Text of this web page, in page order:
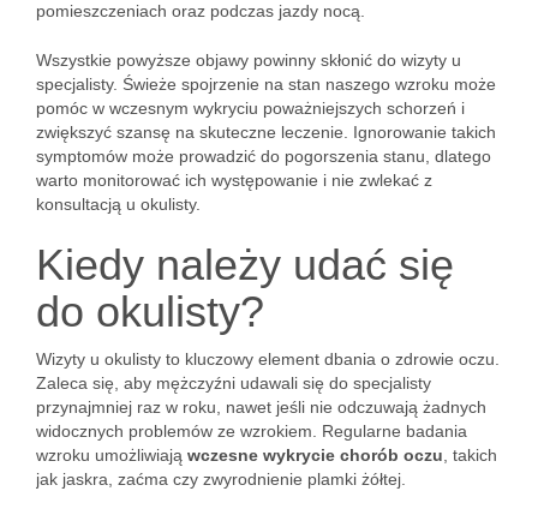
pomieszczeniach oraz podczas jazdy nocą.
Wszystkie powyższe objawy powinny skłonić do wizyty u
specjalisty. Świeże spojrzenie na stan naszego wzroku może
pomóc w wczesnym wykryciu poważniejszych schorzeń i
zwiększyć szansę na skuteczne leczenie. Ignorowanie takich
symptomów może prowadzić do pogorszenia stanu, dlatego
warto monitorować ich występowanie i nie zwlekać z
konsultacją u okulisty.
Kiedy należy udać się
do okulisty?
Wizyty u okulisty to kluczowy element dbania o zdrowie oczu.
Zaleca się, aby mężczyźni udawali się do specjalisty
przynajmniej raz w roku, nawet jeśli nie odczuwają żadnych
widocznych problemów ze wzrokiem. Regularne badania
wzroku umożliwiają wczesne wykrycie chorób oczu , takich
jak jaskra, zaćma czy zwyrodnienie plamki żółtej.